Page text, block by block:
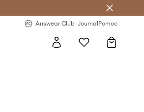
Answear Club JournalPomoc